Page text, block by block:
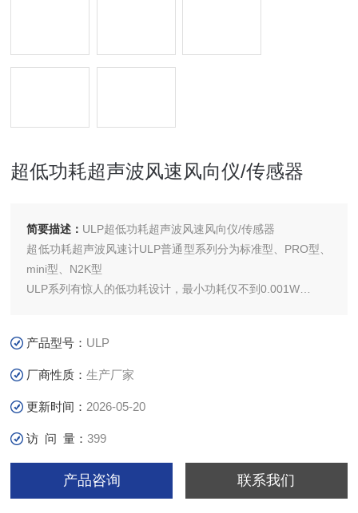
超低功耗超声波风速风向仪/传感器
简要描述： ULP超低功耗超声波风速风向仪/传感器
超低功耗超声波风速计ULP普通型系列分为标准型、PRO型、
mini型、N2K型
ULP系列有惊人的低功耗设计，最小功耗仅不到0.001W
产品型号： ULP
厂商性质：生产厂家
更新时间： 2026-05-20
访 问 量：399
产品咨询 联系我们